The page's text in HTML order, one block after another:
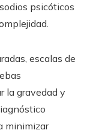
psicóticos
escalas de
la gravedad y
minimizar